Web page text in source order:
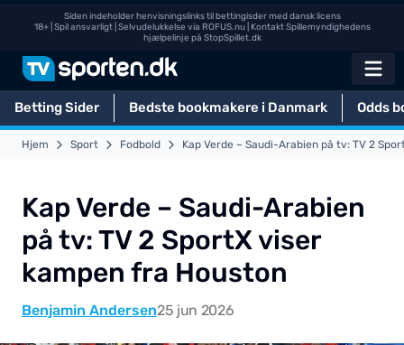
Siden indeholder henvisningslinks til bettingisder med dansk licens
18+ | Spil ansvarligt | Selvudelukkelse via ROFUS.nu| Kontakt Spillemyndighedens
hjælpelinje på StopSpillet.dk
Betting Sider Bedste bookmakere i Danmark Odds
Hjem Sport Fodbold Kap Verde – Saudi-Arabien på tv: TV 2
Kap Verde – Saudi-Arabien
på tv: TV 2 SportX viser
kampen fra Houston
Benjamin Andersen25 jun 2026